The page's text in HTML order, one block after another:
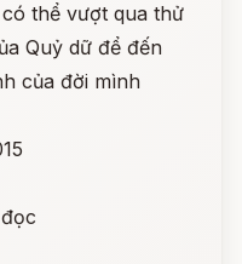
thể vượt qua thử
Quỷ dữ để đến
của đời mình